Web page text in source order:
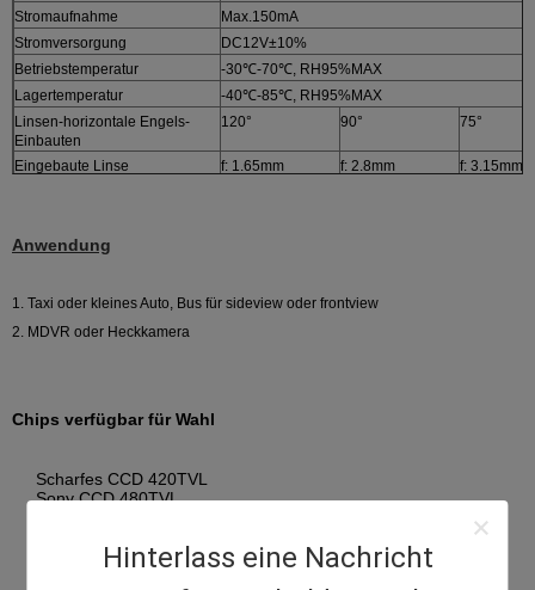
Hinterlass eine Nachricht
Stromaufnahme
Max.150mA
Stromversorgung
DC12V±10%
Betriebstemperatur
-30℃-70℃, RH95%MAX
Lagertemperatur
-40℃-85℃, RH95%MAX
Linsen-horizontale Engels-
Einbauten
120° 90° 75°
Eingebaute Linse f: 1.65mm f: 2.8mm
f: 3.15mm
Anwendung
1. Taxi oder kleines Auto, Bus für sideview oder frontview
2. MDVR oder Heckkamera
Chips verfügbar für Wahl
Scharfes CCD 420TVL
Sony CCD 480TVL